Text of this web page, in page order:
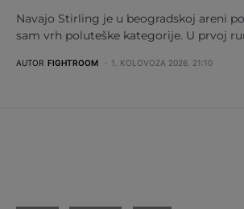
Navajo Stirling je u beogradskoj areni
sam vrh poluteške kategorije. U prvoj
AUTOR FIGHTROOM 1. KOLOVOZA 2026. 21:10